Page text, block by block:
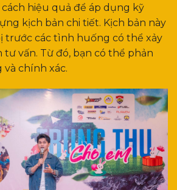
hiệu quả để áp dụng kỹ
kịch bản chi tiết. Kịch bản này
trước các tình huống có thể xảy
vấn. Từ đó, bạn có thể phản
chính xác.